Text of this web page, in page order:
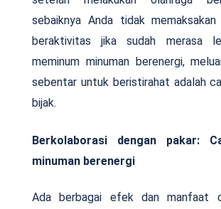
sebaiknya Anda tidak
beraktivitas jika sudah merasa
meminum minuman berenergi,
sebentar untuk beristirahat adalah
bijak.
Berkolaborasi dengan pakar:
minuman berenergi
Ada berbagai efek dan manfaat